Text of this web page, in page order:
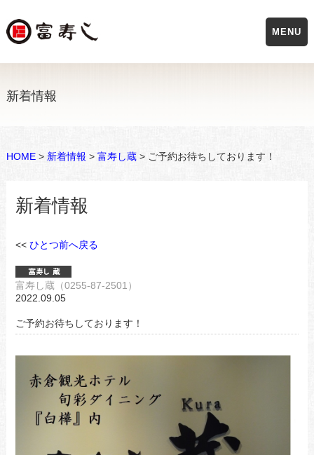
新着情報
HOME> 新着情報 > 富寿し蔵> ご予約お待ちしております！
新着情報
<< ひとつ前へ戻る
富寿し蔵（0255-87-2501）
2022.09.05
ご予約お待ちしております！
MENU